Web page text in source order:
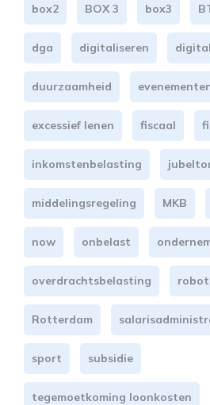
box2 BOX 3 box3
dga digitaliseren
duurzaamheid
excessief lenen fiscaal
inkomstenbelasting
middelingsregeling MKB
now onbelast
overdrachtsbelasting
Rotterdam
sport subsidie
tegemoetkoming loonkosten